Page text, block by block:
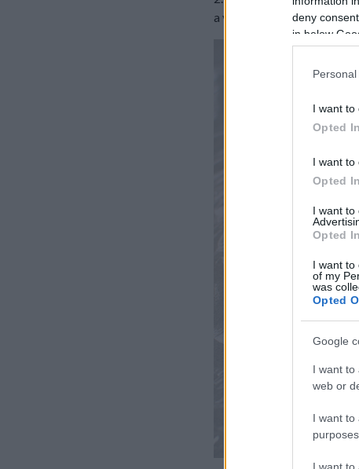
deny
in below
I want to
Opted In
I want to
Opted In
I want to
Opted In
I want to
of my
was
Opted
Google
I want to
web or
I want to
purposes.
I want to
a vaj.